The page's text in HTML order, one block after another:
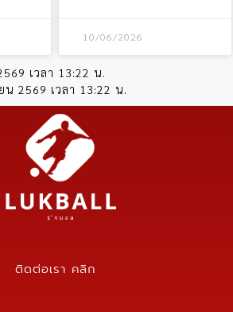
10/06/2026
เวลา 13:22 น.
2569 เวลา 13:22 น.
ติดต่อเรา คลิก